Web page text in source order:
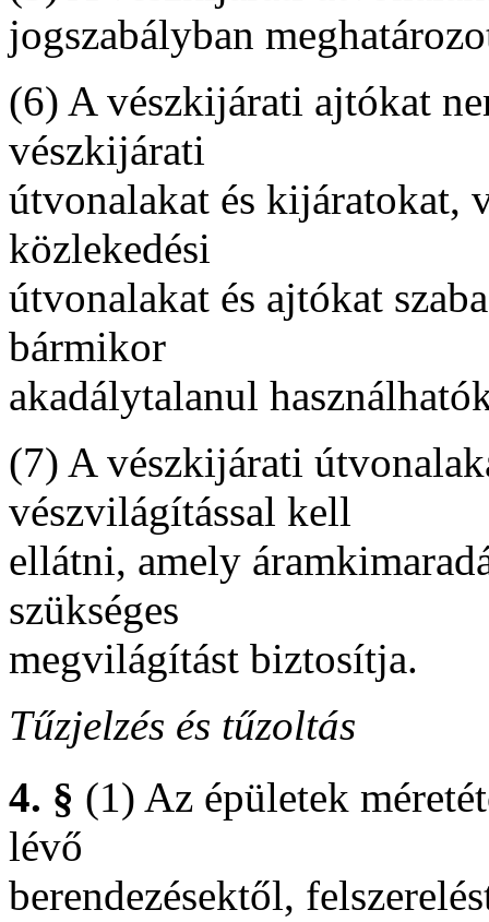
jogszabályban
(6) A vészkijárati ajtókat
vészkijárati
útvonalakat és kijáratokat,
közlekedési
útvonalakat és ajtókat
bármikor
akadálytalanul
(7) A vészkijárati
vészvilágítással kell
ellátni, amely
szükséges
megvilágítást biztosítja.
Tűzjelzés és tűzoltás
4. § (1) Az épületek
lévő
berendezésektől,